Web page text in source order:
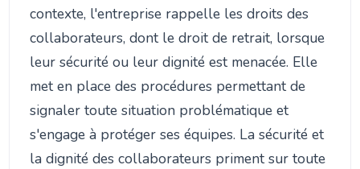
contexte, l'entreprise rappelle les droits des
collaborateurs, dont le droit de retrait, lorsque
leur sécurité ou leur dignité est menacée. Elle
met en place des procédures permettant de
signaler toute situation problématique et
s'engage à protéger ses équipes. La sécurité et
la dignité des collaborateurs priment sur toute